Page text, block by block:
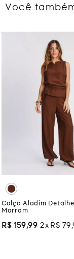
Você
Calça Aladim
Marrom
R$ 159,99 2 R$ 79 ,